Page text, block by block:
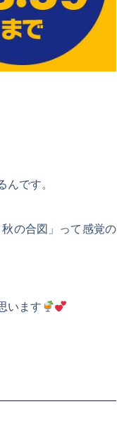
です。
の合図」って感覚の
います